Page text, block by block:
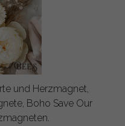
und Herzmagnet,
Boho Save Our